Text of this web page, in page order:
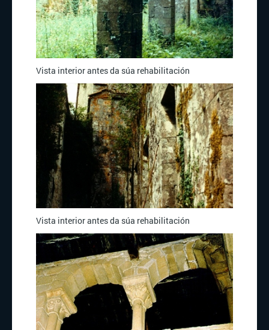
Vista interior antes da súa rehabilitación
Vista interior antes da súa rehabilitación